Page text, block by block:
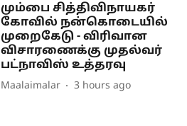
மும்பை சித்திவிநாயகர்
கோவில் நன்கொடையில்
முறைகேடு - விரிவான
விசாரணைக்கு முதல்வர்
பட்நாவிஸ் உத்தரவு
Maalaimalar 3 hours ago